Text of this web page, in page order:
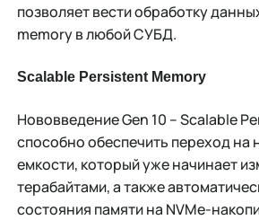
позволяет вести обработку
memory в любой СУБД.
Scalable Persistent Memory
Нововведение Gen 10 – Scalable
способно обеспечить переход на
емкости, который уже начинает
терабайтами, а также
состояния памяти на NVMe-